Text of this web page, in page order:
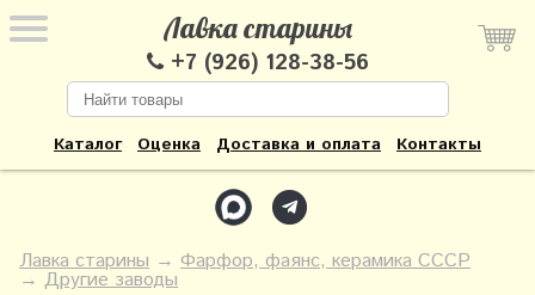
Лавка старины
+7 (926) 128-38-56
Каталог Оценка Доставка и оплата Контакты
Лавка старины → Фарфор, фаянс, керамика СССР
→ Другие заводы